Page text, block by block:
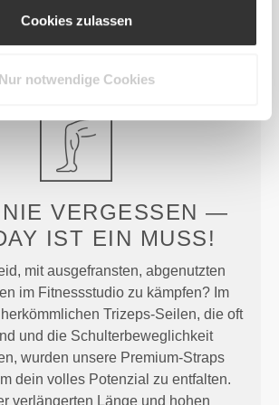
Cookies zulassen
Nur notwendige Cookies
Baumwolle x 2
VERGESSEN —
IST EIN MUSS!
mit ausgefransten, abgenutzten
im Fitnessstudio zu kämpfen? Im
Trizeps-Seilen, die oft
und die Schulterbeweglichkeit
wurden unsere Premium-Straps
dein volles Potenzial zu entfalten.
verlängerten Länge und hohen